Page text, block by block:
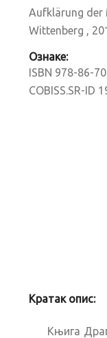
Aufklärung der
Wittenberg ,
Ознаке:
ISBN 978-86-
COBISS.SR-ID
Кратак опис:
Књига